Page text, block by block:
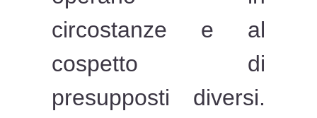
circostanze e al
cospetto di
presupposti diversi.